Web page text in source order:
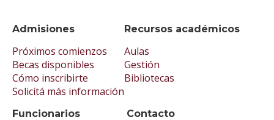
Admisiones
Próximos comienzos
Becas disponibles
Cómo inscribirte
Solicitá más información
Recursos académicos
Aulas
Gestión
Bibliotecas
Funcionarios Contacto